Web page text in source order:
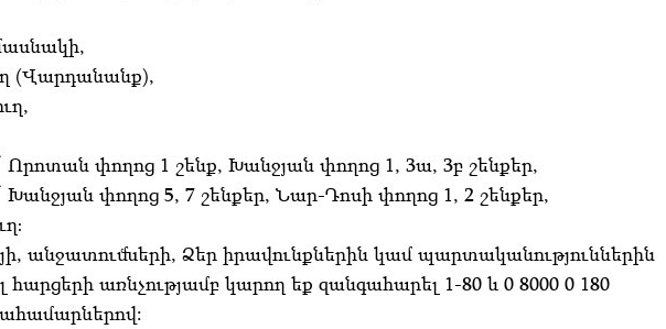
(Վարդանանք),
Որոտան փողոց 1 շենք, Խանջյան փողոց 1, 3ա, 3բ շենքեր,
փողոց 5, 7 շենքեր, Նար-Դոսի փողոց 1, 2 շենքեր,
անջատումների, Ձեր իրավունքներին կամ պարտականություններին
առնչությամբ կարող եք զանգահարել 1-80 և 0 8000 0 180